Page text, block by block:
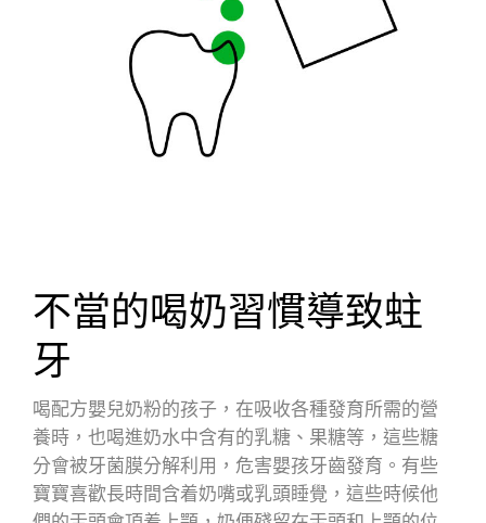
不當的喝奶習慣導致蛀
牙
喝配方嬰兒奶粉的孩子，在吸收各種發育所需的營
養時，也喝進奶水中含有的乳糖、果糖等，這些糖
分會被牙菌膜分解利用，危害嬰孩牙齒發育。有些
寶寶喜歡長時間含着奶嘴或乳頭睡覺，這些時候他